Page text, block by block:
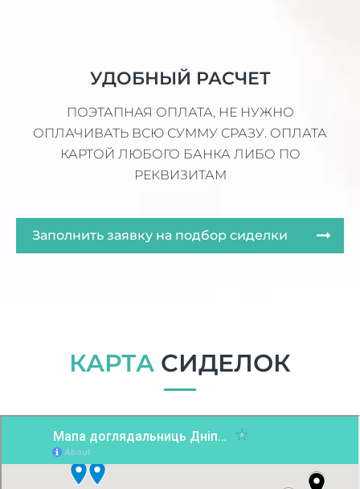
УДОБНЫЙ РАСЧЕТ
ПОЭТАПНАЯ ОПЛАТА, НЕ НУЖНО
ОПЛАЧИВАТЬ ВСЮ СУММУ СРАЗУ. ОПЛАТА
КАРТОЙ ЛЮБОГО БАНКА ЛИБО ПО
РЕКВИЗИТАМ
Заполнить заявку на подбор сиделки
КАРТА СИДЕЛОК